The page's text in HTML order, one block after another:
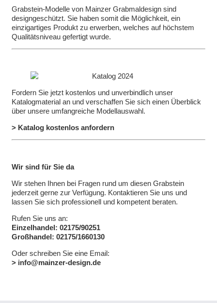
Grabstein-Modelle von Mainzer Grabmaldesign sind
designgeschützt. Sie haben somit die Möglichkeit, ein
einzigartiges Produkt zu erwerben, welches auf höchstem
Qualitätsniveau gefertigt wurde.
Fordern Sie jetzt kostenlos und unverbindlich unser
Katalogmaterial an und verschaffen Sie sich einen Überblick
über unsere umfangreiche Modellauswahl.
> Katalog kostenlos anfordern
Wir sind für Sie da
Wir stehen Ihnen bei Fragen rund um diesen Grabstein
jederzeit gerne zur Verfügung. Kontaktieren Sie uns und
lassen Sie sich professionell und kompetent beraten.
Rufen Sie uns an:
Einzelhandel: 02175/90251
Großhandel: 02175/1660130
Oder schreiben Sie eine Email:
> info@mainzer-design.de